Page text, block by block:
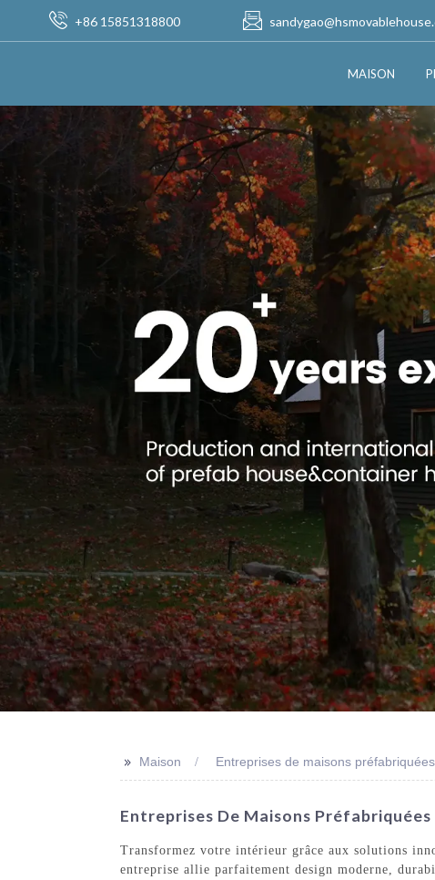
+86 15851318800
MAISON
>> Maison Entreprises de maisons préfabriquées
Entreprises De Maisons
Transformez votre intérieur grâce aux solutions
entreprise allie parfaitement design moderne,